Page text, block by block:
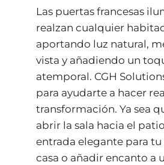
Las puertas francesas
realzan cualquier
aportando luz natural,
vista y añadiendo un
atemporal. CGH
para ayudarte a hacer
transformación. Ya sea
abrir la sala hacia el
entrada elegante para tu
casa o añadir encanto a